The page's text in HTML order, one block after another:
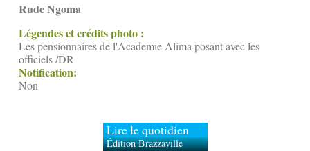
Rude Ngoma
Légendes et crédits photo :
Les pensionnaires de l'Academie Alima posant avec les
officiels /DR
Notification:
Non
Lire le quotidien
Édition Brazzaville